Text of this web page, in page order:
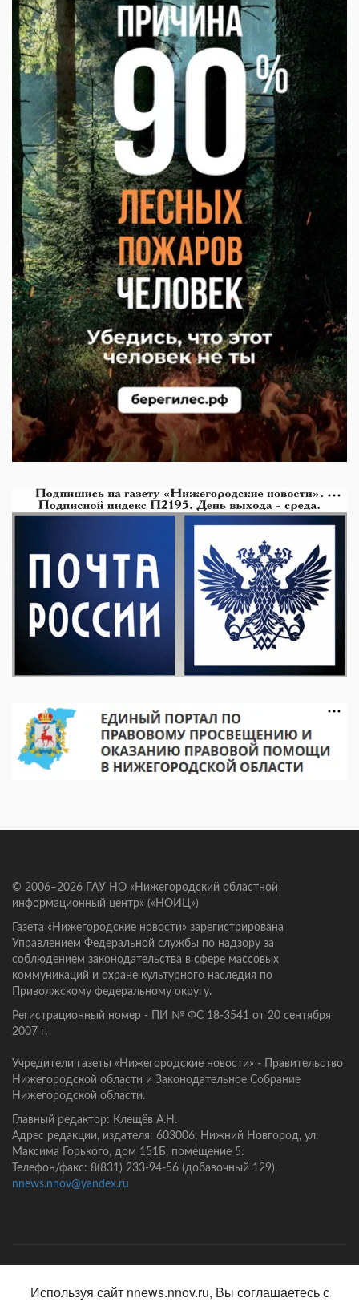
© 2006–2026 ГАУ НО «Нижегородский областной
информационный центр» («НОИЦ»)
Газета «Нижегородские новости» зарегистрирована
Управлением Федеральной службы по надзору за
соблюдением законодательства в сфере массовых
коммуникаций и охране культурного наследия по
Приволжскому федеральному округу.
Регистрационный номер - ПИ № ФС 18-3541 от 20 сентября
2007 г.
Учредители газеты «Нижегородские новости» - Правительство
Нижегородской области и Законодательное Собрание
Нижегородской области.
Главный редактор: Клещёв А.Н.
Адрес редакции, издателя: 603006, Нижний Новгород, ул.
Максима Горького, дом 151Б, помещение 5.
Телефон/факс: 8(831) 233-94-56 (добавочный 129).
nnews.nnov@yandex.ru
Используя сайт nnews.nnov.ru, Вы соглашаетесь с